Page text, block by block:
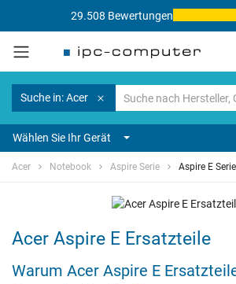
29.508 Bewertungen
Suche in: Acer
Wählen Sie Ihr Gerät
Acer Notebook Aspire Serie Aspire E Serie
Acer Aspire E Ersatzteile
Warum Acer Aspire E